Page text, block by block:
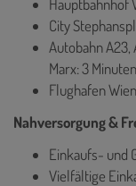
Hauptbahnhof
City
Autobahn
Marx: 3 Minuten
Flughafen
Nahversorgung &
Einkaufs- und
Vielfältige